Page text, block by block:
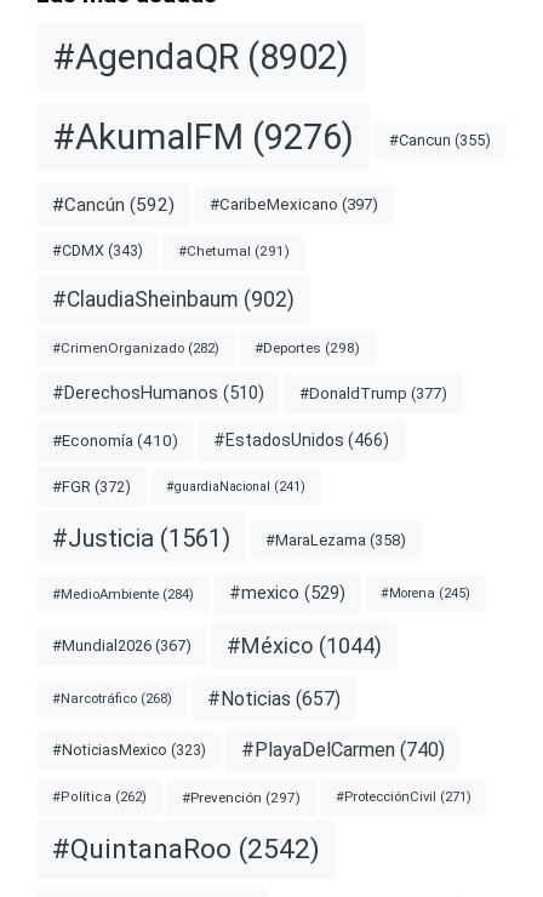
#AgendaQR (8902)
#AkumalFM (9276) #Cancun (355)
#Cancún (592) #CaribeMexicano (397)
#CDMX (343) #Chetumal (291)
#ClaudiaSheinbaum (902)
#CrimenOrganizado (282) #Deportes (298)
#DerechosHumanos (510) #DonaldTrump (377)
#Economía (410) #EstadosUnidos (466)
#FGR (372) #guardiaNacional (241)
#Justicia (1561) #MaraLezama (358)
#MedioAmbiente (284) #mexico (529) #Morena (245)
#Mundial2026 (367) #México (1044)
#Narcotráfico (268) #Noticias (657)
#NoticiasMexico (323) #PlayaDelCarmen (740)
#Política (262) #Prevención (297) #ProtecciónCivil (271)
#QuintanaRoo (2542)